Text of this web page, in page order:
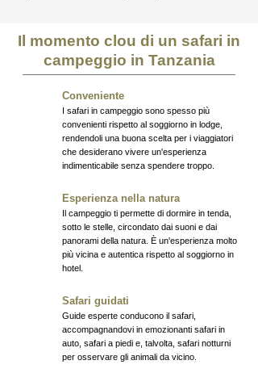
Il momento clou di un safari in
campeggio in Tanzania
Conveniente
I safari in campeggio sono spesso più
convenienti rispetto al soggiorno in lodge,
rendendoli una buona scelta per i viaggiatori
che desiderano vivere un'esperienza
indimenticabile senza spendere troppo.
Esperienza nella natura
Il campeggio ti permette di dormire in tenda,
sotto le stelle, circondato dai suoni e dai
panorami della natura. È un'esperienza molto
più vicina e autentica rispetto al soggiorno in
hotel.
Safari guidati
Guide esperte conducono il safari,
accompagnandovi in emozionanti safari in
auto, safari a piedi e, talvolta, safari notturni
per osservare gli animali da vicino.